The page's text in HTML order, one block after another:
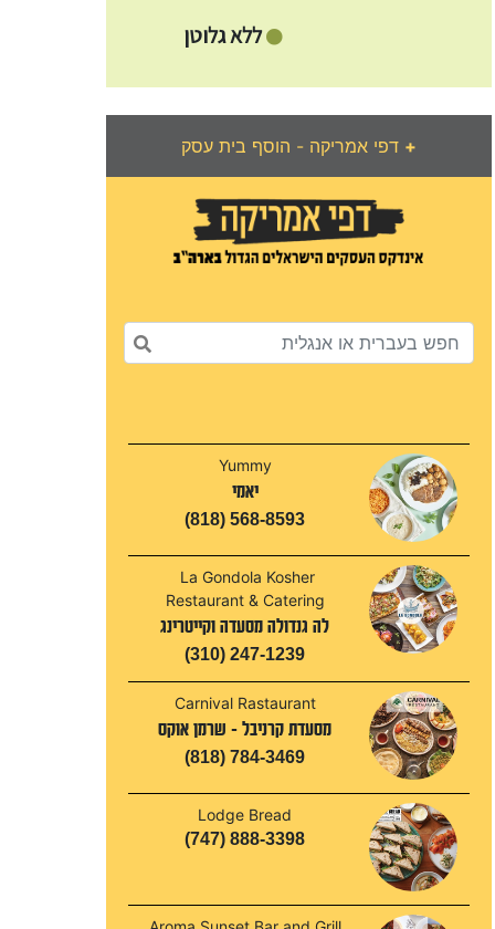
ללא גלוטן
+
Yummy
יאמי
(818) 568-8593
La Gondola Kosher
Restaurant & Catering
לה גנדולה מסעדה וקייטרינג
(310) 247-1239
Carnival Rastaurant
מסעדת קרניבל - שרמן אוקס
(818) 784-3469
Lodge Bread
(747) 888-3398